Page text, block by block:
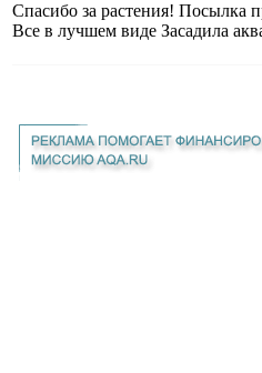
Спасибо за растения! Посылка
Все в лучшем виде Засадила